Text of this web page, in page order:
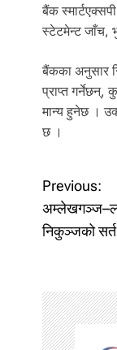
बैंक
स्टेटमेन्ट जाँच,
बैंकका अनुसार
प्राप्त
मान्य हुनेछ ।
छ ।
P
o
t
n
Previous:
निकुञ्जको सर्त